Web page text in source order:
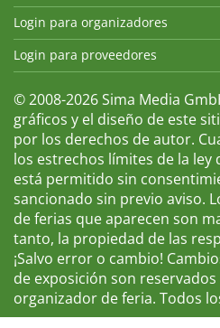
Login para organizadores
Login para proveedores
© 2008-2026 Sima Media
gráficos y el diseño de este
por los derechos de autor.
los estrechos límites de la
está permitido sin
sancionado sin previo aviso.
de ferias que aparecen son
tanto, la propiedad de las
¡Salvo error o cambio!
de exposición son
organizador de feria. Todos